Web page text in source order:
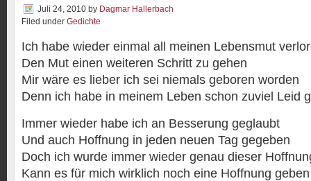
Juli 24, 2010 by Dagmar Hallerbach
Filed under Gedichte
Ich habe wieder einmal all meinen Lebensmut
Den Mut einen weiteren Schritt zu gehen
Mir wäre es lieber ich sei niemals geboren worden
Denn ich habe in meinem Leben schon zuviel Leid
Immer wieder habe ich an Besserung geglaubt
Und auch Hoffnung in jeden neuen Tag gegeben
Doch ich wurde immer wieder genau dieser
Kann es für mich wirklich noch eine Hoffnung geben